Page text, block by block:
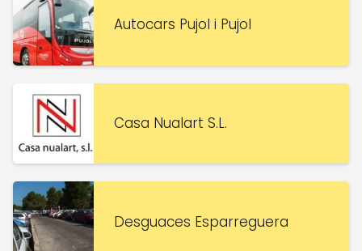
Autocars Pujol i Pujol
Casa Nualart S.L.
Desguaces Esparreguera